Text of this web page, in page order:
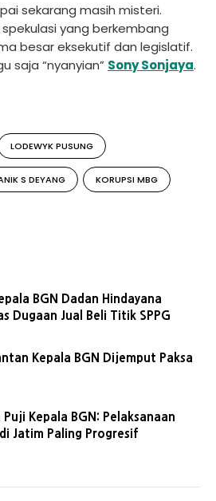
sekarang masih misteri.
yang berkembang
besar eksekutif dan legislatif.
saja “nyanyian” Sony Sonjaya.
LODEWYK PUSUNG
S DEYANG KORUPSI MBG
BGN Dadan Hindayana
Dugaan Jual Beli Titik SPPG
Kepala BGN Dijemput Paksa
Kepala BGN: Pelaksanaan
Jatim Paling Progresif